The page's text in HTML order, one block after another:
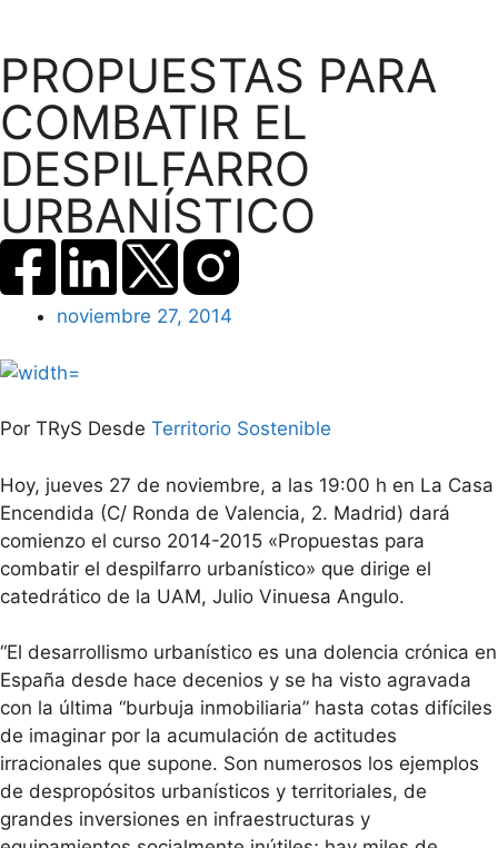
PROPUESTAS PARA
COMBATIR EL
DESPILFARRO
URBANÍSTICO
noviembre 27, 2014
Por TRyS Desde Territorio Sostenible
Hoy, jueves 27 de noviembre, a las 19:00 h en La Casa
Encendida (C/ Ronda de Valencia, 2. Madrid) dará
comienzo el curso 2014-2015 «Propuestas para
combatir el despilfarro urbanístico» que dirige el
catedrático de la UAM, Julio Vinuesa Angulo.
“El desarrollismo urbanístico es una dolencia crónica en
España desde hace decenios y se ha visto agravada
con la última “burbuja inmobiliaria” hasta cotas difíciles
de imaginar por la acumulación de actitudes
irracionales que supone. Son numerosos los ejemplos
de despropósitos urbanísticos y territoriales, de
grandes inversiones en infraestructuras y